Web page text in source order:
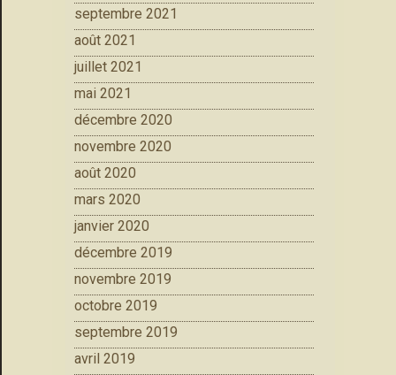
septembre 2021
août 2021
juillet 2021
mai 2021
décembre 2020
novembre 2020
août 2020
mars 2020
janvier 2020
décembre 2019
novembre 2019
octobre 2019
septembre 2019
avril 2019